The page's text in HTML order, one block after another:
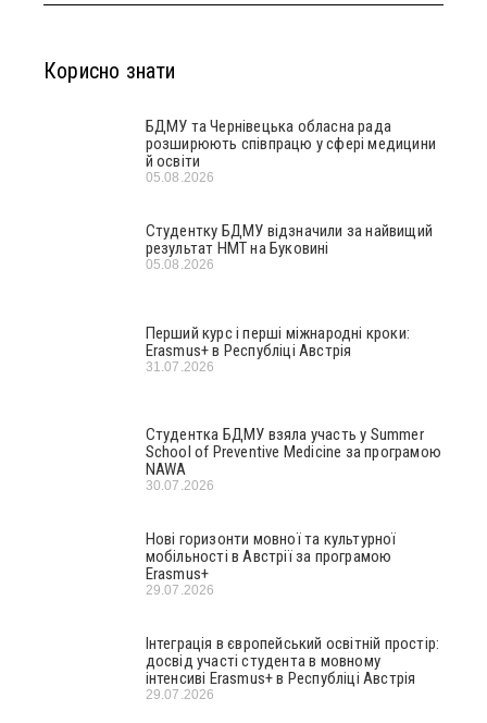
Корисно знати
БДМУ та Чернівецька обласна рада
розширюють співпрацю у сфері медицини
й освіти
05.08.2026
Студентку БДМУ відзначили за найвищий
результат НМТ на Буковині
05.08.2026
Перший курс і перші міжнародні кроки:
Erasmus+ в Республіці Австрія
31.07.2026
Студентка БДМУ взяла участь у Summer
School of Preventive Medicine за програмою
NAWA
30.07.2026
Нові горизонти мовної та культурної
мобільності в Австрії за програмою
Erasmus+
29.07.2026
Інтеграція в європейський освітній простір:
досвід участі студента в мовному
інтенсиві Erasmus+ в Республіці Австрія
29.07.2026